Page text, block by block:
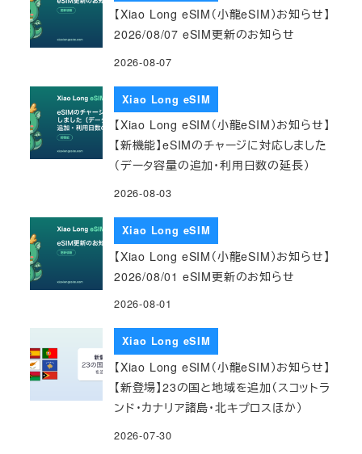
【Xiao Long eSIM（小龍eSIM）お知らせ】
2026/08/07 eSIM更新のお知らせ
2026-08-07
Xiao Long eSIM
【Xiao Long eSIM（小龍eSIM）お知らせ】
【新機能】eSIMのチャージに対応しました
（データ容量の追加・利用日数の延長）
2026-08-03
Xiao Long eSIM
【Xiao Long eSIM（小龍eSIM）お知らせ】
2026/08/01 eSIM更新のお知らせ
2026-08-01
Xiao Long eSIM
【Xiao Long eSIM（小龍eSIM）お知らせ】
【新登場】23の国と地域を追加（スコットラ
ンド・カナリア諸島・北キプロスほか）
2026-07-30